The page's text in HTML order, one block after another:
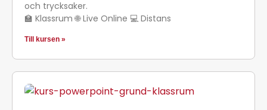
och trycksaker.
🏫 Klassrum 🌐 Live Online 💻 Distans
Till kursen »